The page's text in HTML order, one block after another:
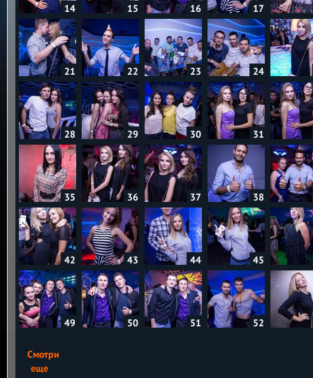
14 15 16 17
21 22 23 24
28 29 30 31
35 36 37 38
42 43 44 45
49 50 51 52
Смотри
еще